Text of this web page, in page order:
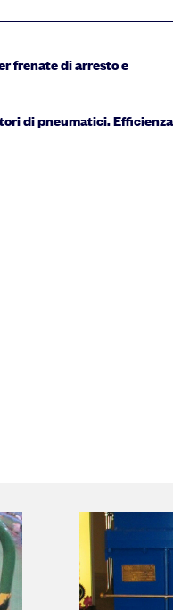
frenate di arresto e
di pneumatici.